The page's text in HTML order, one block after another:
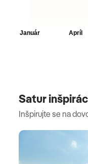
Satur
Inšpirujte se na